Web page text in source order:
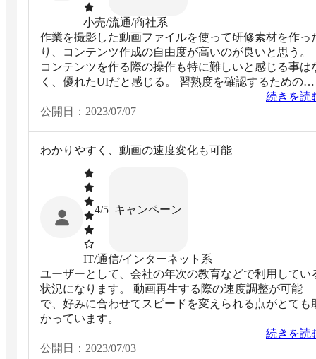
小売/流通/商社系
作業を撮影した動画ファイルを使って研修素材を作っ
り、コンテンツ作成の自由度が高いのが良いと思う。
コンテンツを作る際の操作も特に難しいと感じる事は
く、優れたUIだと感じる。 習熟度を確認するためのテ
続きを読
公開日： 2023/07/07
わかりやすく、動画の速度変化も可能
4/5 キャンペーン
IT/通信/インターネット系
ユーザーとして、会社の年次の教育などで利用してい
状況になります。 動画再生する際の速度調整が可能
で、好みに合わせてスピードを変えられる点がとても
かっています。
続きを読
公開日： 2023/07/03